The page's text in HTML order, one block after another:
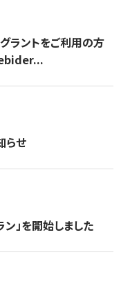
ラントをご利用の方
らせ
」を開始しました